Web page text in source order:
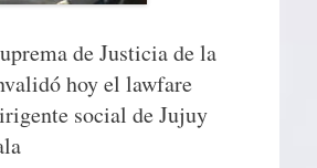
de Justicia de la
hoy el lawfare
social de Jujuy